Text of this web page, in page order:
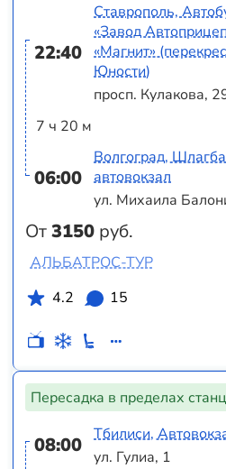
22:40
7 ч 20 м
06:00
От3150 руб.
Ставрополь,
«Завод
«Магнит»
Юности)
просп. Кулакова,
Волгоград,
автовокзал
ул. Михаила
АЛЬБАТРОС-ТУР
4.2
15
Пересадка в пределах
08:00
Тбилиси,
ул. Гулиа, 1